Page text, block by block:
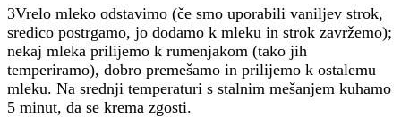
3Vrelo mleko odstavimo (če smo uporabili vaniljev strok,
sredico postrgamo, jo dodamo k mleku in strok zavržemo);
nekaj mleka prilijemo k rumenjakom (tako jih
temperiramo), dobro premešamo in prilijemo k ostalemu
mleku. Na srednji temperaturi s stalnim mešanjem kuhamo
5 minut, da se krema zgosti.